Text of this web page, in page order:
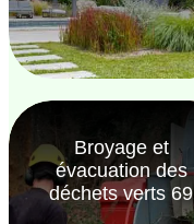
Broyage et
évacuation des
déchets verts 69